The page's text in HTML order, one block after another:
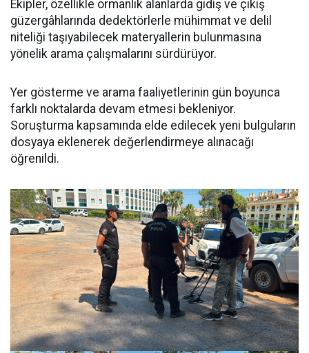
Ekipler, özellikle ormanlık alanlarda gidiş ve çıkış
güzergâhlarında dedektörlerle mühimmat ve delil
niteliği taşıyabilecek materyallerin bulunmasına
yönelik arama çalışmalarını sürdürüyor.
Yer gösterme ve arama faaliyetlerinin gün boyunca
farklı noktalarda devam etmesi bekleniyor.
Soruşturma kapsamında elde edilecek yeni bulguların
dosyaya eklenerek değerlendirmeye alınacağı
öğrenildi.